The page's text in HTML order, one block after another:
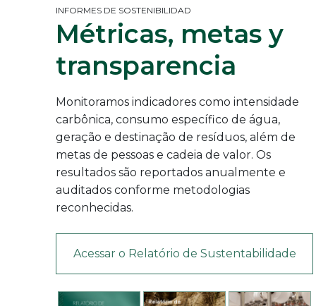
INFORMES DE SOSTENIBILIDAD
Métricas, metas y
transparencia
Monitoramos indicadores como intensidade
carbônica, consumo específico de água,
geração e destinação de resíduos, além de
metas de pessoas e cadeia de valor. Os
resultados são reportados anualmente e
auditados conforme metodologias
reconhecidas.
Acessar o Relatório de Sustentabilidade